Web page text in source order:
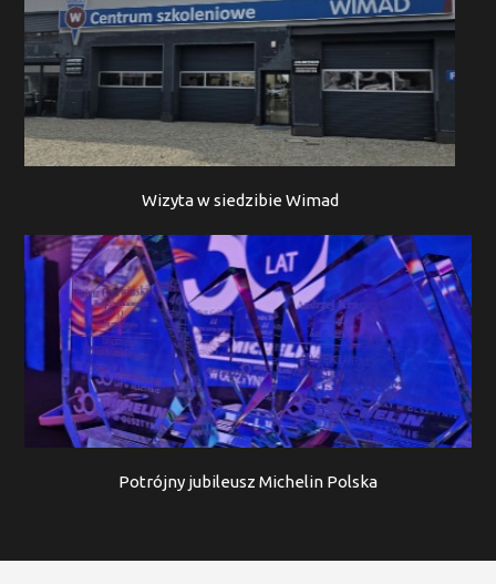
Wizyta w siedzibie Wimad
Potrójny jubileusz Michelin Polska